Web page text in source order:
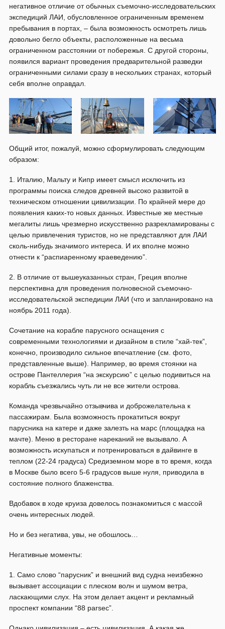
негативное отличие от обычных съемочно-исследовательских
экспедиций ЛАИ, обусловленное ограниченным временем
пребывания в портах, – была возможность осмотреть лишь
довольно бегло объекты, расположенные на весьма
ограниченном расстоянии от побережья. С другой стороны,
появился вариант проведения предварительной разведки
ограниченными силами сразу в нескольких странах, который
себя вполне оправдал.
Общий итог, пожалуй, можно сформулировать следующим
образом:
1. Италию, Мальту и Кипр имеет смысл исключить из
программы поиска следов древней высоко развитой в
техническом отношении цивилизации. По крайней мере до
появления каких-то новых данных. Известные же местные
мегалиты лишь чрезмерно искусственно разрекламированы с
целью привлечения туристов, но не представляют для ЛАИ
сколь-нибудь значимого интереса. И их вполне можно
отнести к “распиаренному краеведению”.
2. В отличие от вышеуказанных стран, Греция вполне
перспективна для проведения полновесной съемочно-
исследовательской экспедиции ЛАИ (что и запланировано на
ноябрь 2011 года).
Сочетание на корабле парусного оснащения с
современными технологиями и дизайном в стиле “хай-тек”,
конечно, производило сильное впечатление (см. фото,
представленные выше). Например, во время стоянки на
острове Пантеллерия “на экскурсию” с целью подивиться на
корабль съезжались чуть ли не все жители острова.
Команда чрезвычайно отзывчива и доброжелательна к
пассажирам. Была возможность прокатиться вокруг
парусника на катере и даже залезть на марс (площадка на
мачте). Меню в ресторане нареканий не вызывало. А
возможность искупаться и потренироваться в дайвинге в
теплом (22-24 градуса) Средиземном море в то время, когда
в Москве было всего 5-6 градусов выше нуля, приводила в
состояние полного блаженства.
Вдобавок в ходе круиза довелось познакомиться с массой
очень интересных людей.
Но и без негатива, увы, не обошлось…
Негативные моменты:
1. Само слово “парусник” и внешний вид судна неизбежно
вызывает ассоциации с плеском волн и шумом ветра,
ласкающими слух. На этом делает акцент и рекламный
проспект компании “88 parsec”.